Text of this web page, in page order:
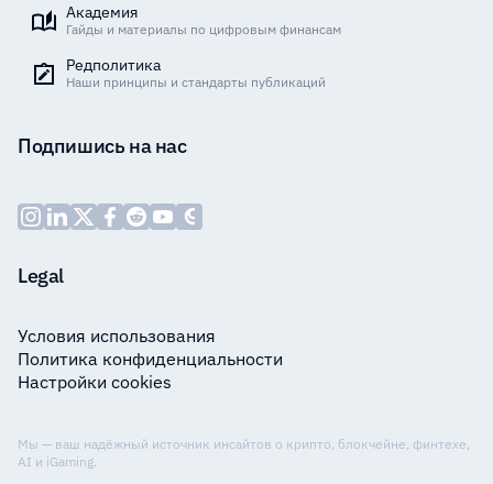
Академия
Гайды и материалы по цифровым финансам
Редполитика
Наши принципы и стандарты публикаций
Подпишись на нас
Legal
Условия использования
Политика конфиденциальности
Настройки cookies
Мы — ваш надёжный источник инсайтов о крипто, блокчейне, финтехе,
AI и iGaming.